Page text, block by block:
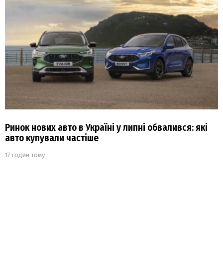
Ринок нових авто в Україні у липні обвалився: які
авто купували частіше
17 годин тому